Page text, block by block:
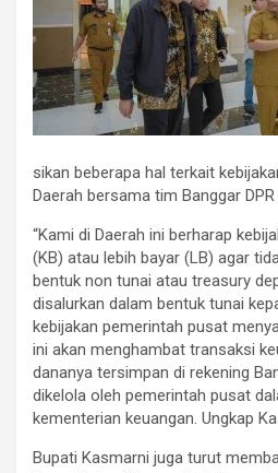
sikan beberapa hal terkait
Daerah bersama tim Banggar DPR
“Kami di Daerah ini berharap
(KB) atau lebih bayar (LB) agar
bentuk non tunai atau treasury
disalurkan dalam bentuk tunai
kebijakan pemerintah pusat
ini akan menghambat transaksi
dananya tersimpan di rekening
dikelola oleh pemerintah pusat
kementerian keuangan. Ungkap
Bupati Kasmarni juga turut